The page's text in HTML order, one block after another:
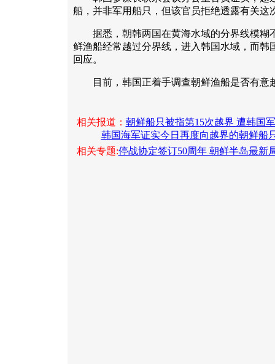
船，并非军用船只，但该官员拒绝透露有关这
据悉，朝韩两国在黄海水域的分界线模糊
鲜渔船经常越过分界线，进入韩国水域，而韩
回应。
目前，韩国正着手调查朝鲜渔船是否有意
相关报道： 朝鲜船只被指第15次越界 遭韩国
韩国海军证实今日再度向越界的朝鲜船
相关专题:停战协定签订50周年 朝鲜半岛最新